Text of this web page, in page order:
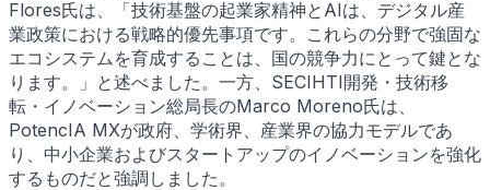
Flores氏は、「技術基盤の起業家精神とAIは、デジタル産
業政策における戦略的優先事項です。これらの分野で強固な
エコシステムを育成することは、国の競争力にとって鍵とな
ります。」と述べました。一方、SECIHTI開発・技術移
転・イノベーション総局長のMarco Moreno氏は、
PotencIA MXが政府、学術界、産業界の協力モデルであ
り、中小企業およびスタートアップのイノベーションを強化
するものだと強調しました。